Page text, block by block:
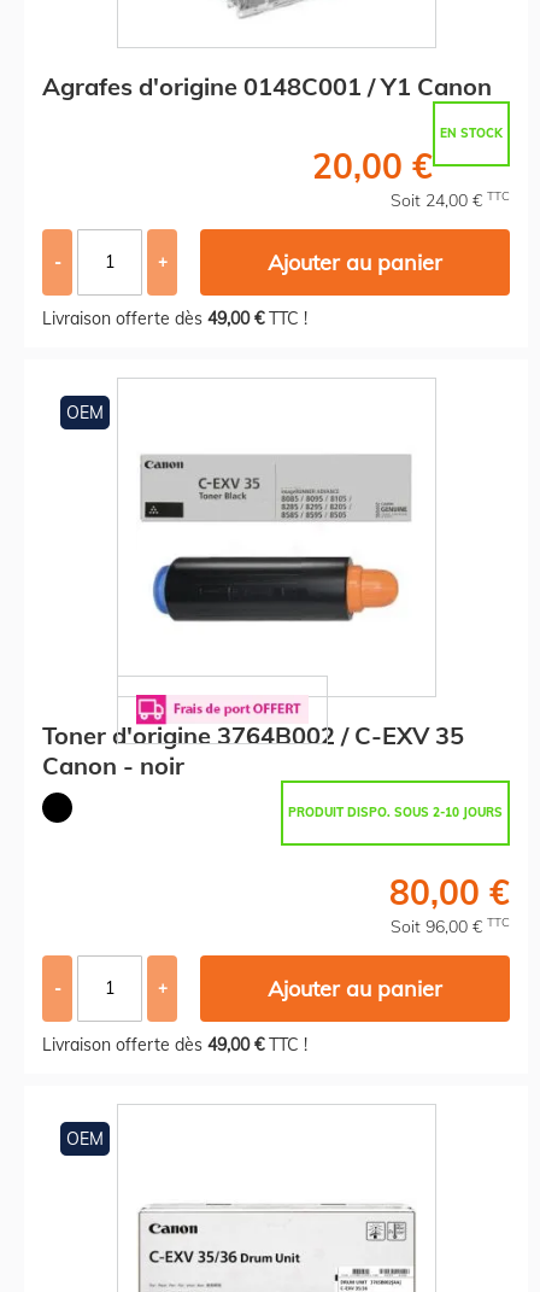
Agrafes d'origine 0148C001 / Y1 Canon
EN STOCK
20,00 €
Soit 24,00 € TTC
- + Ajouter au panier
Livraison offerte dès 49,00 €TTC !
OEM
Toner d'origine 3764B002 / C-EXV 35
Canon - noir
PRODUIT DISPO. SOUS 2-10 JOURS
80,00 €
Soit 96,00 € TTC
- + Ajouter au panier
Livraison offerte dès 49,00 €TTC !
OEM